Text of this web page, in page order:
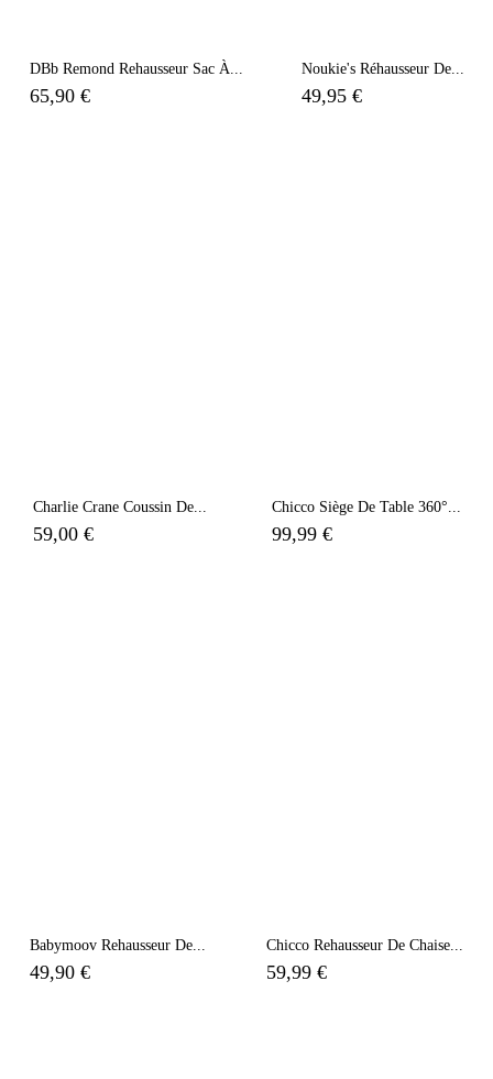
DBb Remond Rehausseur Sac À...
65,90 €
Noukie's Réhausseur De...
49,95 €
Charlie Crane Coussin De...
59,00 €
Chicco Siège De Table 360°...
99,99 €
Babymoov Rehausseur De...
49,90 €
Chicco Rehausseur De Chaise...
59,99 €